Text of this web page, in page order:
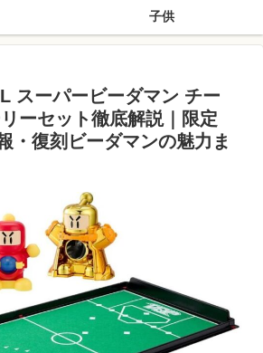
子供
スーパービーダマン チー
ーセット徹底解説｜限定
・復刻ビーダマンの魅力ま